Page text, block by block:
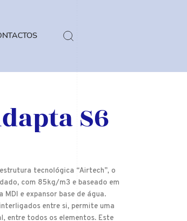
S6
tecnológica “Airtech”, o
com 85kg/m3 e baseado em
e expansor base de água.
entre si, permite uma
entre todos os elementos. Este